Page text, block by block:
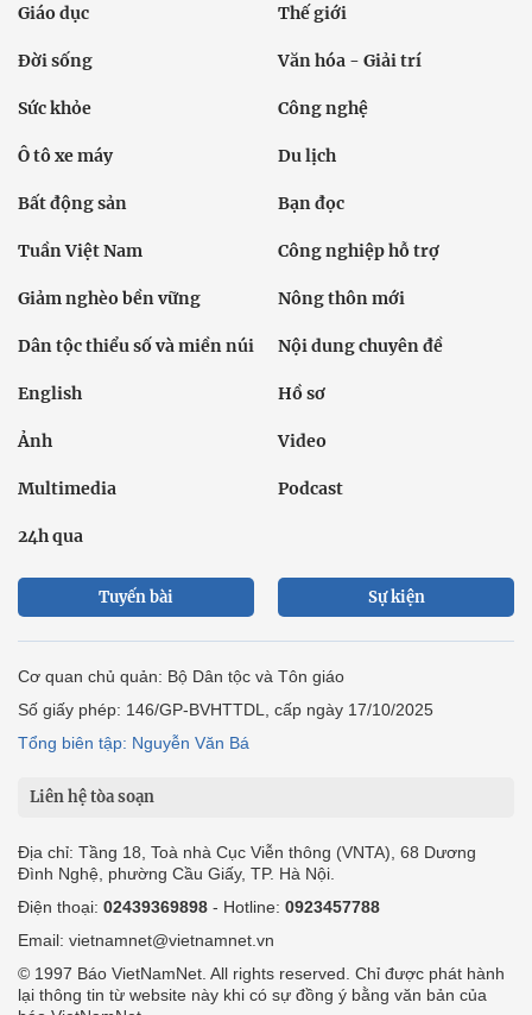
Giáo dục Thế giới
Đời sống Văn hóa - Giải trí
Sức khỏe Công nghệ
Ô tô xe máy Du lịch
Bất động sản Bạn đọc
Tuần Việt Nam Công nghiệp hỗ trợ
Giảm nghèo bền vững Nông thôn mới
Dân tộc thiểu số và miền núi Nội dung chuyên đề
English Hồ sơ
Ảnh Video
Multimedia Podcast
24h qua
Tuyến bài Sự kiện
Cơ quan chủ quản: Bộ Dân tộc và Tôn giáo
Số giấy phép: 146/GP-BVHTTDL, cấp ngày 17/10/2025
Tổng biên tập: Nguyễn Văn Bá
Liên hệ tòa soạn
Địa chỉ: Tầng 18, Toà nhà Cục Viễn thông (VNTA), 68 Dương
Đình Nghệ, phường Cầu Giấy, TP. Hà Nội.
Điện thoại: 02439369898 - Hotline: 0923457788
Email: vietnamnet@vietnamnet.vn
© 1997 Báo VietNamNet. All rights reserved. Chỉ được phát hành
lại thông tin từ website này khi có sự đồng ý bằng văn bản của